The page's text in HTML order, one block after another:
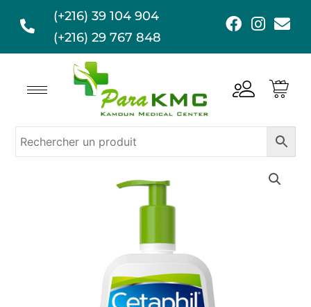
(+216) 39 104 904
(+216) 29 767 848
F
c
b
o
I
s
E
v
l
o
e